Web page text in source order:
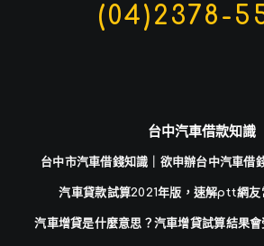
(04)2378-
台中汽車借款知識
台中市汽車借錢知識｜欲申辦台中汽車借
汽車貸款試算2021年版，速解ptt網友
汽車增貸是什麼意思？汽車增貸試算結果會